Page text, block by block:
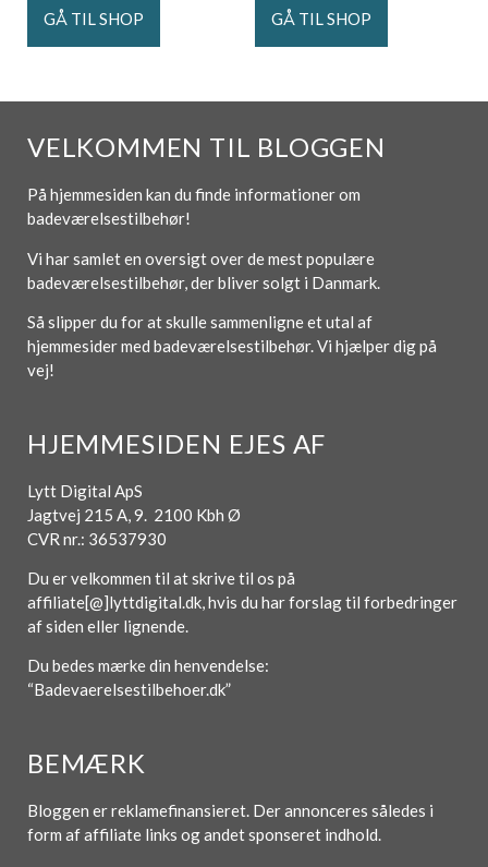
GÅ TIL SHOP GÅ TIL SHOP
VELKOMMEN TIL BLOGGEN
På hjemmesiden kan du finde informationer om
badeværelsestilbehør!
Vi har samlet en oversigt over de mest populære
badeværelsestilbehør, der bliver solgt i Danmark.
Så slipper du for at skulle sammenligne et utal af
hjemmesider med badeværelsestilbehør. Vi hjælper dig på
vej!
HJEMMESIDEN EJES AF
Lytt Digital ApS
Jagtvej 215 A, 9. 2100 Kbh Ø
CVR nr.: 36537930
Du er velkommen til at skrive til os på
affiliate[@]lyttdigital.dk, hvis du har forslag til forbedringer
af siden eller lignende.
Du bedes mærke din henvendelse:
“Badevaerelsestilbehoer.dk”
BEMÆRK
Bloggen er reklamefinansieret. Der annonceres således i
form af affiliate links og andet sponseret indhold.